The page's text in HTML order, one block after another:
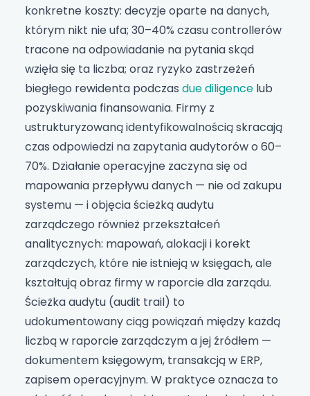
konkretne koszty: decyzje oparte na danych,
którym nikt nie ufa; 30–40% czasu controllerów
tracone na odpowiadanie na pytania skąd
wzięła się ta liczba; oraz ryzyko zastrzeżeń
biegłego rewidenta podczas due diligence lub
pozyskiwania finansowania. Firmy z
ustrukturyzowaną identyfikowalnością skracają
czas odpowiedzi na zapytania audytorów o 60–
70%. Działanie operacyjne zaczyna się od
mapowania przepływu danych — nie od zakupu
systemu — i objęcia ścieżką audytu
zarządczego również przekształceń
analitycznych: mapowań, alokacji i korekt
zarządczych, które nie istnieją w księgach, ale
kształtują obraz firmy w raporcie dla zarządu.
Ścieżka audytu (audit trail) to
udokumentowany ciąg powiązań między każdą
liczbą w raporcie zarządczym a jej źródłem —
dokumentem księgowym, transakcją w ERP,
zapisem operacyjnym. W praktyce oznacza to